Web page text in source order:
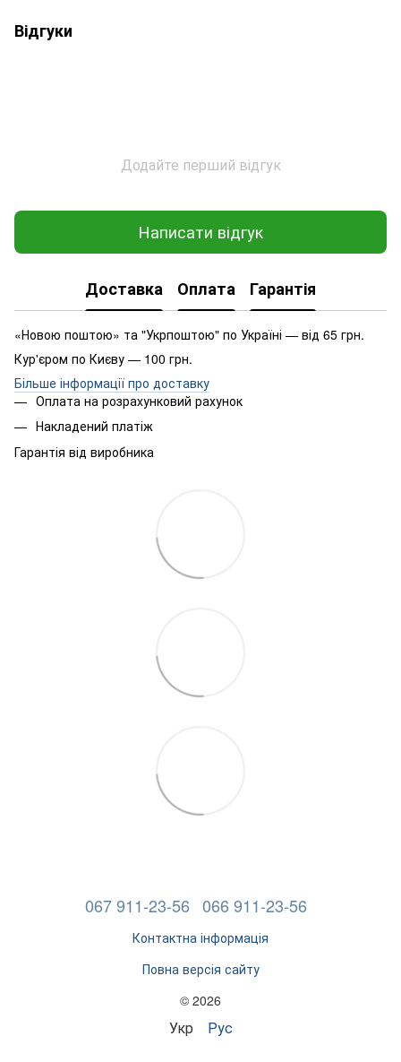
Відгуки
Додайте перший відгук
Написати відгук
Доставка Оплата Гарантія
«Новою поштою» та "Укрпоштою" по Україні — від 65 грн.
Кур'єром по Києву — 100 грн.
Більше інформації про доставку
Оплата на розрахунковий рахунок
Накладений платіж
Гарантія від виробника
067 911-23-56 066 911-23-56
Контактна інформація
Повна версія сайту
© 2026
Укр Рус